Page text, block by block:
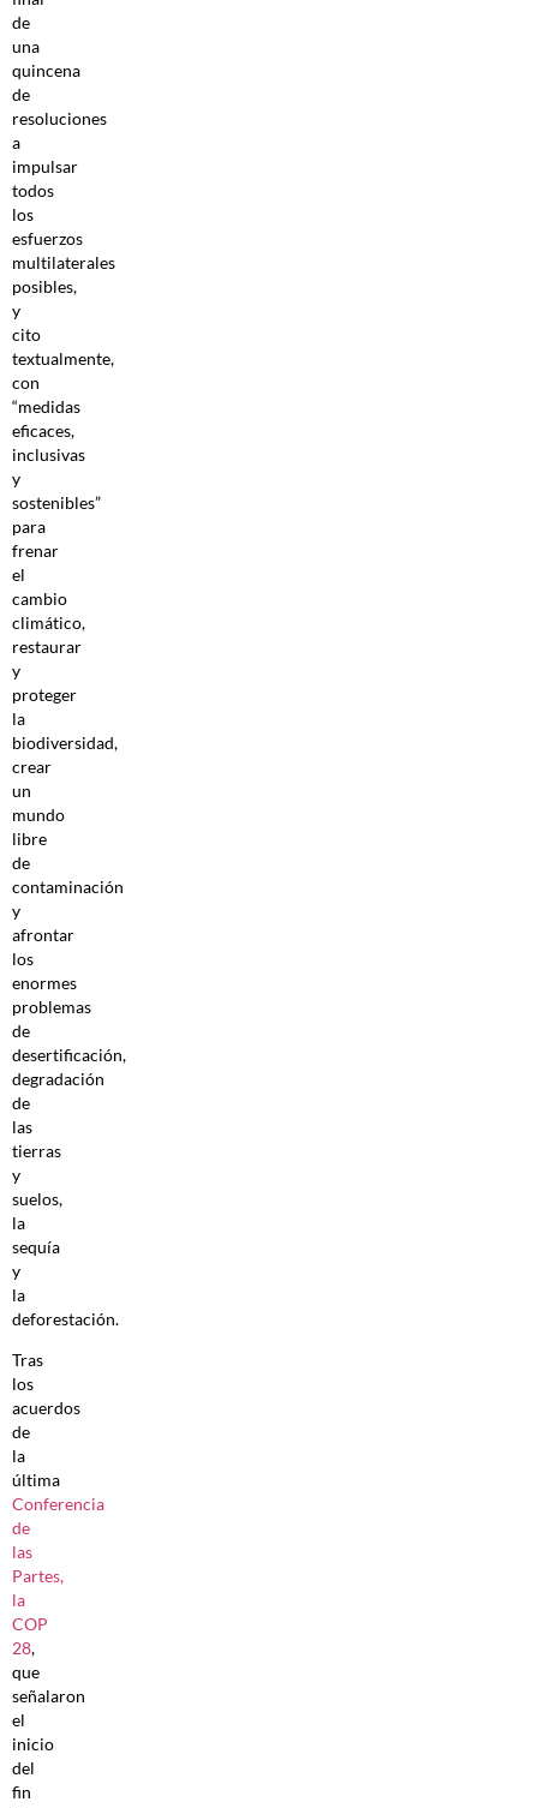
de
una
quincena
de
resoluciones
a
impulsar
todos
los
esfuerzos
multilaterales
posibles,
y
cito
textualmente,
con
“medidas
eficaces,
inclusivas
y
sostenibles”
para
frenar
el
cambio
climático,
restaurar
y
proteger
la
biodiversidad,
crear
un
mundo
libre
de
contaminación
y
afrontar
los
enormes
problemas
de
desertificación,
degradación
de
las
tierras
y
suelos,
la
sequía
y
la
deforestación.
Tras
los
acuerdos
de
la
última
Conferencia
de
las
Partes,
la
COP
28,
que
señalaron
el
inicio
del
fin